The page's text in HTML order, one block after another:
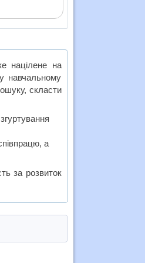
націлене на
навчальному
скласти
а
за розвиток